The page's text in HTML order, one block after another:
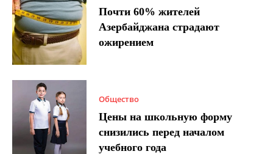
Почти 60% жителей
Азербайджана страдают
ожирением
Общество
Цены на школьную форму
снизились перед началом
учебного года